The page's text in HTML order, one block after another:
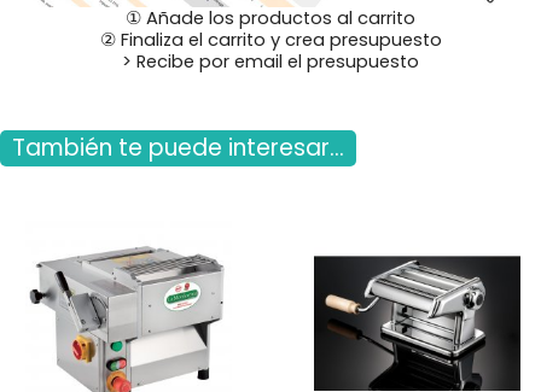
① Añade los productos al carrito
② Finaliza el carrito y crea presupuesto
> Recibe por email el presupuesto
También te puede interesar...